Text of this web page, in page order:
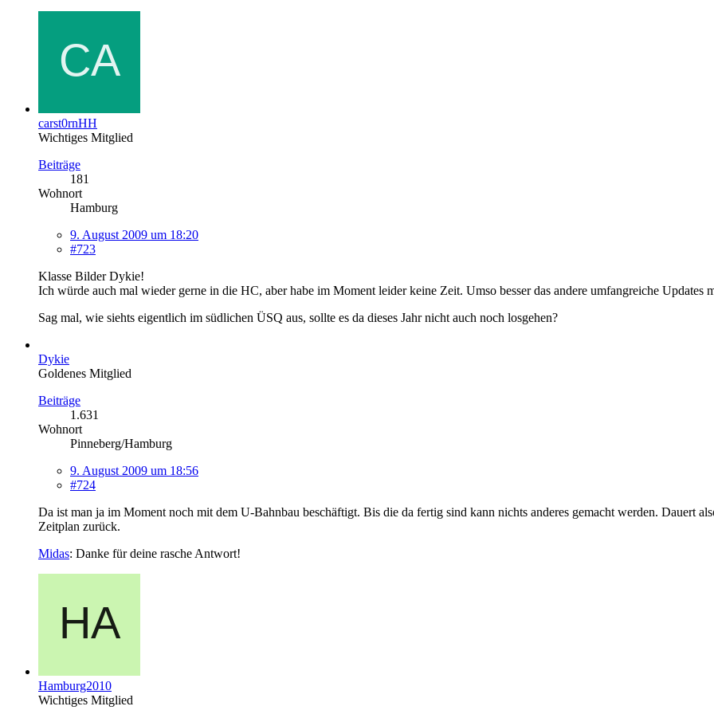
carst0rnHH
Wichtiges Mitglied
Beiträge
181
Wohnort
Hamburg
9. August 2009 um 18:20
#723
Klasse Bilder Dykie!
Ich würde auch mal wieder gerne in die HC, aber habe im Moment leider keine Zeit. Umso besser das andere umfangreiche Updates
Sag mal, wie siehts eigentlich im südlichen ÜSQ aus, sollte es da dieses Jahr nicht auch noch losgehen?
Dykie
Goldenes Mitglied
Beiträge
1.631
Wohnort
Pinneberg/Hamburg
9. August 2009 um 18:56
#724
Da ist man ja im Moment noch mit dem U-Bahnbau beschäftigt. Bis die da fertig sind kann nichts anderes gemacht werden. Dauert
Zeitplan zurück.
Midas: Danke für deine rasche Antwort!
Hamburg2010
Wichtiges Mitglied